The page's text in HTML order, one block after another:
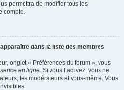
permettra de modifier tous les
compte.
dans la liste des membres
onglet « Préférences du forum », vous
en ligne. Si vous l’activez, vous ne
les modérateurs et vous-même. Vous